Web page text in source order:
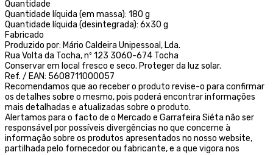
Quantidade
Quantidade líquida (em massa): 180 g
Quantidade líquida (desintegrada): 6x30 g
Fabricado
Produzido por: Mário Caldeira Unipessoal, Lda.
Rua Volta da Tocha, nº 123 3060-674 Tocha
Conservar em local fresco e seco. Proteger da luz solar.
Ref. / EAN: 5608711000057
Recomendamos que ao receber o produto revise-o para confirmar
os detalhes sobre o mesmo, pois poderá encontrar informações
mais detalhadas e atualizadas sobre o produto.
Alertamos para o facto de o Mercado e Garrafeira Siéta não ser
responsável por possíveis divergências no que concerne à
informação sobre os produtos apresentados no nosso website,
partilhada pelo fornecedor ou fabricante, e a que vigora nos